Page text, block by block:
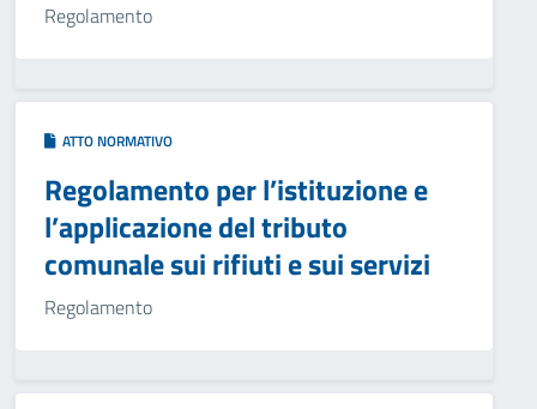
Regolamento
ATTO NORMATIVO
Regolamento per l’istituzione e
l’applicazione del tributo
comunale sui rifiuti e sui servizi
Regolamento